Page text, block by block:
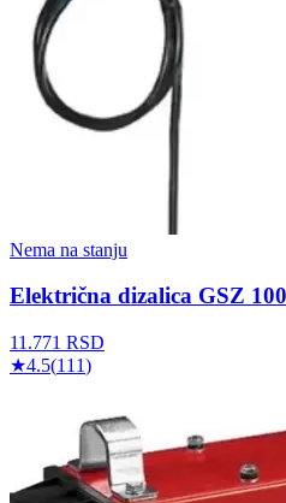
Nema na stanju
Električna dizalica GSZ
11.771 RSD
★4.5(111)